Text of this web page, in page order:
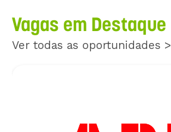
Vagas em Destaque
Ver todas as oportunidades >